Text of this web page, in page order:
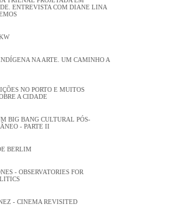
ENTREVISTA COM DIANE LINA
NA ARTE. UM CAMINHO A
NO PORTO E MUITOS
A CIDADE
BIG BANG CULTURAL PÓS-
- PARTE II
BERLIM
- OBSERVATORIES FOR
- CINEMA REVISITED